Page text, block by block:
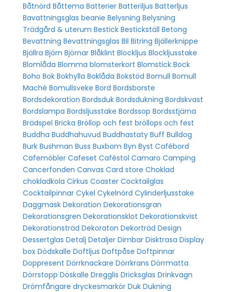
Båtnörd Båttema Batterier Batteriljus Batterljus
Bavattningsglas beanie Belysning Belysning
Trädgård & uterum Bestick Bestickställ Betong
Bevattning Bevattningsglas Bil Bitring Bjällerknippe
Bjällra Björn Björnar Blåklint Blockljus Blockljusstake
Blomlåda Blomma blomsterkort Blomstick Bock
Boho Bok Bokhylla Boklåda Bokstöd Bomull Bomull
Maché Bomullsveke Bord Bordsborste
Bordsdekoration Bordsduk Bordsdukning Bordskvast
Bordslampa Bordsljusstake Bordssop Bordsstjärna
Brädspel Bricka Bröllop och fest bröllops och fest
Buddha Buddhahuvud Buddhastaty Buff Bulldog
Burk Bushman Buss Buxbom Byn Byst Cafébord
Cafemöbler Cafeset Caféstol Camaro Camping
Cancerfonden Canvas Card store Choklad
chokladkola Cirkus Coaster Cocktailglas
Cocktailpinnar Cykel Cykelnörd Cylinderljusstake
Daggmask Dekoration Dekorationsgran
Dekorationsgren Dekorationsklot Dekorationskvist
Dekorationsträd Dekoraton Dekorträd Design
Dessertglas Detalj Detaljer Dimbar Disktrasa Display
box Dödskalle Doftljus Doftpåse Doftpinnar
Doppresent Dörrknackare Dörrkrans Dörrmatta
Dörrstopp Döskalle Dregglis Dricksglas Drinkvagn
Drömfångare dryckesmarkör Duk Dukning